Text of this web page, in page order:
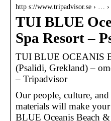
http s://www.tripadvisor.se › …
TUI BLUE
Spa Resort –
TUI BLUE OCEANIS
(Psalidi, Grekland) –
– Tripadvisor
Our people, culture,
materials will make
BLUE Oceanis Beach &